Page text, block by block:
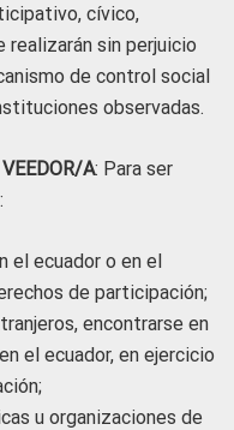
cívico,
sin perjuicio
de control social
observadas.
A: Para ser
el ecuador o en el
de participación;
encontrarse en
el ecuador, en ejercicio
u organizaciones de